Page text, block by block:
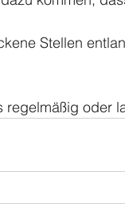
Stellen
oder